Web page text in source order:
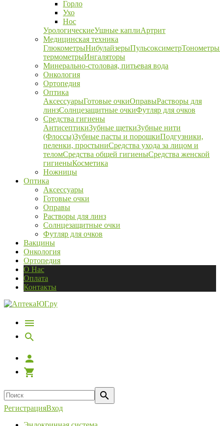
Горло
Ухо
Нос
УрологическиеУшные каплиАртрит
Медицинская техника
ГлюкометрыНибулайзерыПульсоксиметрТонометры
термометрыИнгаляторы
Минерально-столовая, питьевая вода
Онкология
Ортопедия
Оптика
АксессуарыГотовые очкиОправыРастворы для
линзСолнцезащитные очкиФутляр для очков
Средства гигиены
АнтисептикиЗубные щеткиЗубные нити
(Флоссы)Зубные пасты и порошкиПодгузники,
пеленки, простыниСредства ухода за лицом и
теломСредства общей гигиеныСредства женской
гигиеныКосметика
Ножницы
Оптика
Аксессуары
Готовые очки
Оправы
Растворы для линз
Солнцезащитные очки
Футляр для очков
Вакцины
Онкология
Ортопедия
О Нас
Оплата
Контакты
РегистрацияВход